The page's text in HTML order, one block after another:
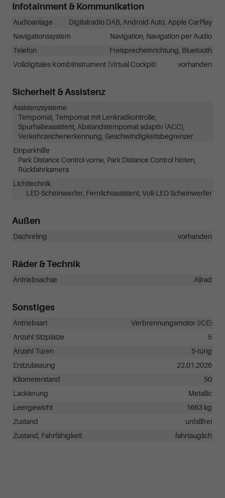
Infotainment & Kommunikation
Audioanlage
Digitalradio DAB, Android Auto, Apple CarPlay
Navigationssystem
Navigation, Navigation per Audio
Telefon
Freisprecheinrichtung, Bluetooth
Volldigitales Kombiinstrument (Virtual Cockpit)
vorhanden
Sicherheit & Assistenz
Assistenzsysteme
Tempomat, Tempomat mit Lenkradkontrolle,
Spurhalteassistent, Abstandstempomat adaptiv (ACC),
Verkehrzeichenerkennung, Geschwindigkeitsbegrenzer
Einparkhilfe
Park Distance Control vorne, Park Distance Control hinten,
Rückfahrkamera
Lichttechnik
LED-Scheinwerfer, Fernlichtassistent, Voll-LED Scheinwerfer
Außen
Dachreling vorhanden
Räder & Technik
Antriebsachse Allrad
Sonstiges
Antriebsart
Verbrennungsmotor (ICE)
Anzahl Sitzplätze
5
Anzahl Türen
5-türig
Erstzulassung
22.01.2026
Kilometerstand
50
Lackierung
Metallic
Leergewicht
1663 kg
Zustand
unfallfrei
Zustand, Fahrfähigkeit
fahrtauglich